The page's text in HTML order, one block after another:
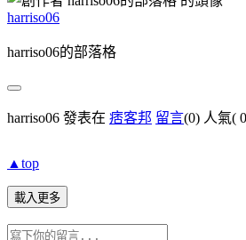
harriso06
harriso06的部落格
harriso06 發表在 痞客邦 留言(0) 人氣( 0
▲top
載入更多